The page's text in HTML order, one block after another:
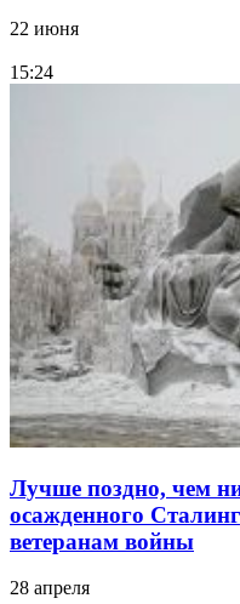
22 июня
15:24
Лучше поздно, чем
осажденного
ветеранам войны
28 апреля